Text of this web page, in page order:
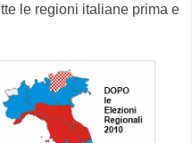
le regioni italiane prima e